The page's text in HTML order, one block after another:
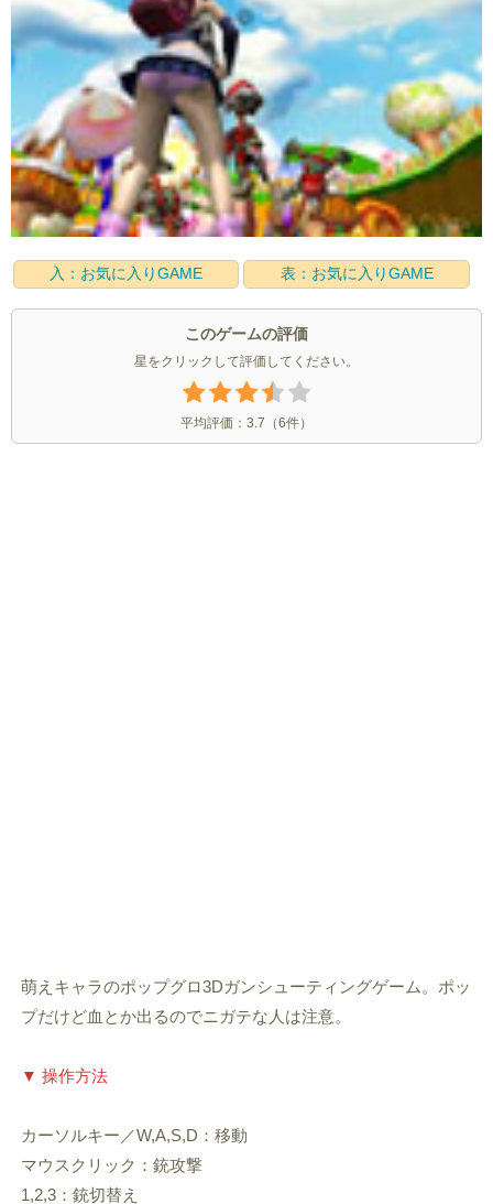
入：お気に入りGAME 表：お気に入りGAME
このゲームの評価
星をクリックして評価してください。
平均評価： 3.7 （6件）
萌えキャラのポップグロ3Dガンシューティングゲーム。ポッ
プだけど血とか出るのでニガテな人は注意。
▼ 操作方法
カーソルキー／W,A,S,D：移動
マウスクリック：銃攻撃
1,2,3：銃切替え